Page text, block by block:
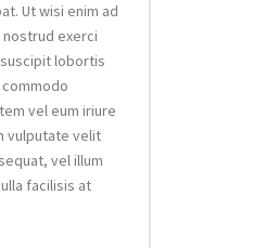
Ut wisi enim ad
nostrud exerci
lobortis
vel eum iriure
vulputate velit
vel illum
facilisis at